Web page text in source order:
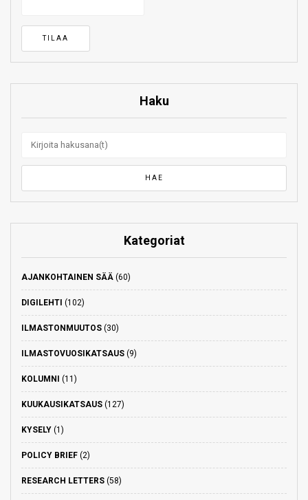
Haku
Kategoriat
AJANKOHTAINEN SÄÄ (60)
DIGILEHTI (102)
ILMASTONMUUTOS (30)
ILMASTOVUOSIKATSAUS (9)
KOLUMNI (11)
KUUKAUSIKATSAUS (127)
KYSELY (1)
POLICY BRIEF (2)
RESEARCH LETTERS (58)